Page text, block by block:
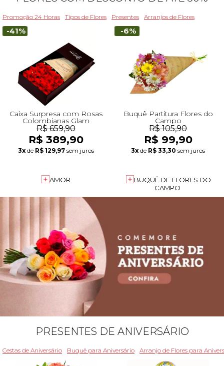
Promoção 24 Horas Tipos de Flores Presentes Arranjos de Flores
-41%
Caixa Surpresa com Rosas
Colombianas Glam
R$ 659,90
R$ 389,90
3x de R$ 129,97 sem juros
AMOR
-6%
Buquê Partitura Flores do
Campo
R$ 105,90
R$ 99,90
3x de R$ 33,30 sem juros
BUQUÊ DE FLORES DO
CAMPO
PRESENTES DE ANIVERSÁRIO
Cestas de Aniversário Buquê para Aniversário Arranjo de Flores para